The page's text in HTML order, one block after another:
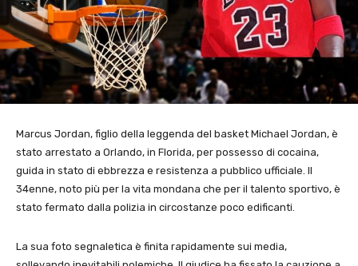
Marcus Jordan, figlio della leggenda del basket Michael Jordan, è
stato arrestato a Orlando, in Florida, per possesso di cocaina,
guida in stato di ebbrezza e resistenza a pubblico ufficiale. Il
34enne, noto più per la vita mondana che per il talento sportivo, è
stato fermato dalla polizia in circostanze poco edificanti.
La sua foto segnaletica è finita rapidamente sui media,